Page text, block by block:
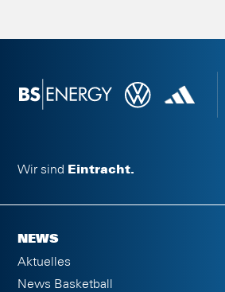
Wir sind Eintracht.
NEWS
Aktuelles
News Basketball